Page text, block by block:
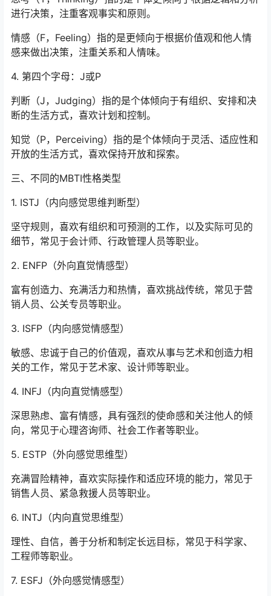
进行决策，注重客观事实和原则。
情感（F，Feeling）指的是更倾向于根据价值观和他人情
感来做出决策，注重关系和人情味。
4. 第四个字母：J或P
判断（J，Judging）指的是个体倾向于有组织、安排和决
断的生活方式，喜欢计划和控制。
知觉（P，Perceiving）指的是个体倾向于灵活、适应性和
开放的生活方式，喜欢保持开放和探索。
三、不同的MBTI性格类型
1. ISTJ（内向感觉思维判断型）
坚守规则，喜欢有组织和可预测的工作，以及实际可见的
细节，常见于会计师、行政管理人员等职业。
2. ENFP（外向直觉情感型）
富有创造力、充满活力和热情，喜欢挑战传统，常见于营
销人员、公关专员等职业。
3. ISFP（内向感觉情感型）
敏感、忠诚于自己的价值观，喜欢从事与艺术和创造力相
关的工作，常见于艺术家、设计师等职业。
4. INFJ（内向直觉情感型）
深思熟虑、富有情感，具有强烈的使命感和关注他人的倾
向，常见于心理咨询师、社会工作者等职业。
5. ESTP（外向感觉思维型）
充满冒险精神，喜欢实际操作和适应环境的能力，常见于
销售人员、紧急救援人员等职业。
6. INTJ（内向直觉思维型）
理性、自信，善于分析和制定长远目标，常见于科学家、
工程师等职业。
7. ESFJ（外向感觉情感型）